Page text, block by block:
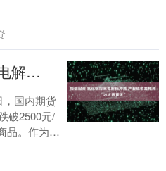
恒信配资 氧化铝探底电解铝冲高 产业链收益格局“冰火两重天”
，国内期货
破2500元/
品。作为电
格....